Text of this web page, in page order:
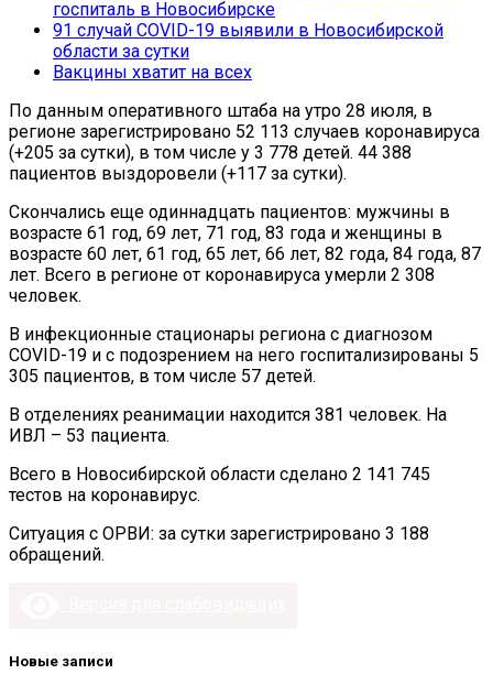
госпиталь в Новосибирске
91 случай COVID-19 выявили в Новосибирской
области за сутки
Вакцины хватит на всех
По данным оперативного штаба на утро 28 июля, в
регионе зарегистрировано 52 113 случаев коронавируса
(+205 за сутки), в том числе у 3 778 детей. 44 388
пациентов выздоровели (+117 за сутки).
Скончались еще одиннадцать пациентов: мужчины в
возрасте 61 год, 69 лет, 71 год, 83 года и женщины в
возрасте 60 лет, 61 год, 65 лет, 66 лет, 82 года, 84 года, 87
лет. Всего в регионе от коронавируса умерли 2 308
человек.
В инфекционные стационары региона с диагнозом
COVID-19 и с подозрением на него госпитализированы 5
305 пациентов, в том числе 57 детей.
В отделениях реанимации находится 381 человек. На
ИВЛ – 53 пациента.
Всего в Новосибирской области сделано 2 141 745
тестов на коронавирус.
Ситуация с ОРВИ: за сутки зарегистрировано 3 188
обращений.
Новые записи